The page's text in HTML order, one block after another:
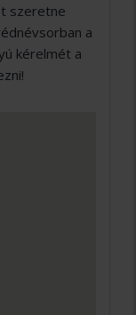
szeretne
a
kérelmét a